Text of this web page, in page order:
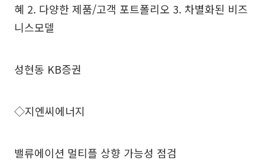
혜 2. 다양한 제품/고객 포트폴리오 3. 차별화된 비즈
니스모델
성현동 KB증권
◇지엔씨에너지
밸류에이션 멀티플 상향 가능성 점검